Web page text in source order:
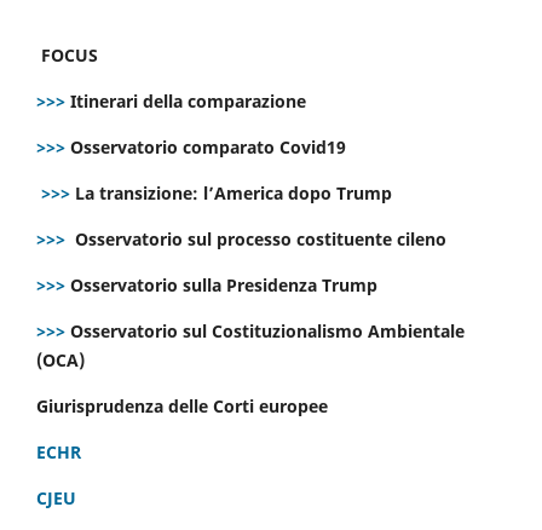
FOCUS
>>> Itinerari della comparazione
>>> Osservatorio comparato Covid19
>>> La transizione: l’America dopo Trump
>>> Osservatorio sul processo costituente cileno
>>> Osservatorio sulla Presidenza Trump
>>> Osservatorio sul Costituzionalismo Ambientale
(OCA)
Giurisprudenza delle Corti europee
ECHR
CJEU